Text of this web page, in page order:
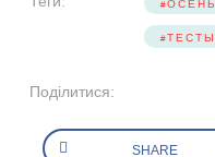
ОСЕНЬ
ТЕСТЫ
Поділитися:
SHARE